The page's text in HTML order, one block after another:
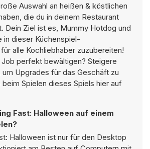
Auswahl an heißen & köstlichen
die du in deinem Restaurant
Dein Ziel ist es, Mummy Hotdog und
in dieser Küchenspiel-
alle Kochliebhaber zuzubereiten!
Job perfekt bewältigen? Steigere
um Upgrades für das Geschäft zu
Spielen dieses Spiels hier auf
Fast: Halloween auf einem
Halloween ist nur für den Desktop